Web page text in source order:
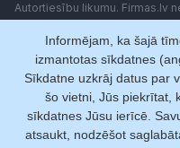
Autortiesību likumu. Firmas.lv
lēmumiem, kas balstīti uz
izmantot jebkādas
piekļuvei sistēmai bez
redaktore: Ingūna Pempere.
Lietošanas noteikumi
Informējam, ka šajā
izmantotas sīkdatnes
Sīkdatne uzkrāj datus par
šo vietni, Jūs piekrītat,
sīkdatnes Jūsu ierīcē.
atsaukt, nodzēšot